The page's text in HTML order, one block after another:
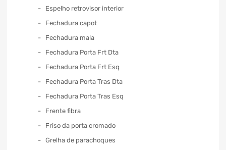
Espelho retrovisor interior
Fechadura capot
Fechadura mala
Fechadura Porta Frt Dta
Fechadura Porta Frt Esq
Fechadura Porta Tras Dta
Fechadura Porta Tras Esq
Frente fibra
Friso da porta cromado
Grelha de parachoques